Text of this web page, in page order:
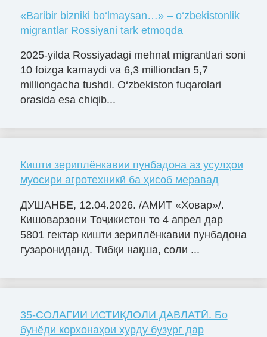
«Baribir bizniki bo‘lmaysan…» – o‘zbekistonlik
migrantlar Rossiyani tark etmoqda
2025-yilda Rossiyadagi mehnat migrantlari soni
10 foizga kamaydi va 6,3 milliondan 5,7
milliongacha tushdi. O‘zbekiston fuqarolari
orasida esa chiqib...
Кишти зериплёнкавии пунбадона аз усулҳои
муосири агротехникӣ ба ҳисоб меравад
ДУШАНБЕ, 12.04.2026. /АМИТ «Ховар»/.
Кишоварзони Тоҷикистон то 4 апрел дар
5801 гектар кишти зериплёнкавии пунбадона
гузарониданд. Тибқи нақша, соли ...
35-СОЛАГИИ ИСТИҚЛОЛИ ДАВЛАТӢ. Бо
бунёди корхонаҳои хурду бузург дар